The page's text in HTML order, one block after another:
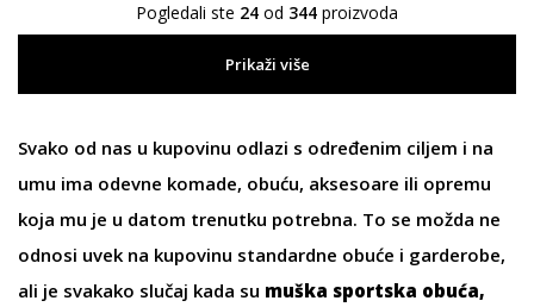
Pogledali ste 24 od 344 proizvoda
Prikaži više
Svako od nas u kupovinu odlazi s određenim ciljem i na
umu ima odevne komade, obuću, aksesoare ili opremu
koja mu je u datom trenutku potrebna. To se možda ne
odnosi uvek na kupovinu standardne obuće i garderobe,
ali je svakako slučaj kada su muška sportska obuća,